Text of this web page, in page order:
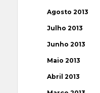
Agosto 2013
Julho 2013
Junho 2013
Maio 2013
Abril 2013